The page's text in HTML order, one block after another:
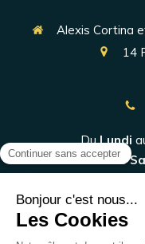
Alexis Cortina
14
DuLundi
Le